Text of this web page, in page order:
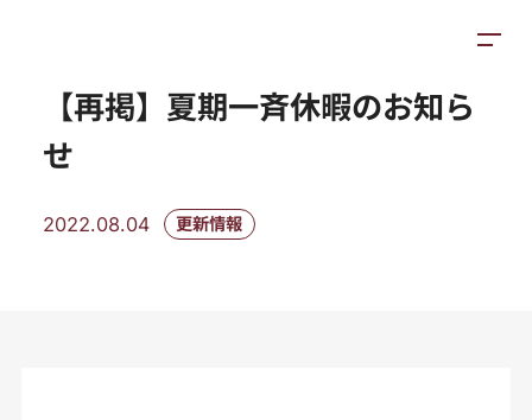
【再掲】夏期一斉休暇のお知ら
せ
2022.08.04 更新情報